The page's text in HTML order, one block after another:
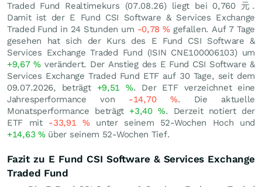
Traded Fund Realtimekurs (07.08.26) liegt bei 0,760 元 .
Damit ist der E Fund CSI Software & Services Exchange
Traded Fund in 24 Stunden um -0,78%gefallen. Auf 7 Tage
gesehen hat sich der Kurs des E Fund CSI Software &
Services Exchange Traded Fund (ISIN CNE100006103) um
+9,67% verändert. Der Anstieg des E Fund CSI Software &
Services Exchange Traded Fund ETF auf 30 Tage, seit dem
09.07.2026, beträgt +9,51%. Der ETF verzeichnet eine
Jahresperformance von -14,70 %. Die aktuelle
Monatsperformance beträgt +3,40 %. Derzeit notiert der
ETF mit -33,91 %unter seinem 52-Wochen Hoch und
+14,63 %über seinem 52-Wochen Tief.
Fazit zu E Fund CSI Software & Services Exchange
Traded Fund